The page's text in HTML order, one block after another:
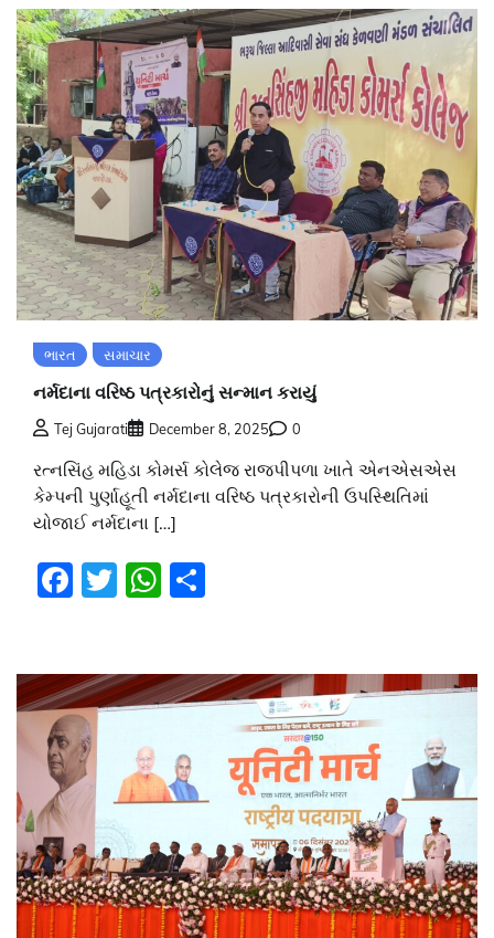
ભારત સમાચાર
નર્મદાના વરિષ્ઠ પત્રકારોનું સન્માન કરાયું
Tej Gujarati December 8, 2025 0
રત્નસિંહ મહિડા કોમર્સ કોલેજ રાજપીપળા ખાતે એનએસએસ
કેમ્પની પુર્ણાહૂતી નર્મદાના વરિષ્ઠ પત્રકારોની ઉપસ્થિતિમાં
યોજાઈ નર્મદાના […]
Facebook
TwitterWhatsApp